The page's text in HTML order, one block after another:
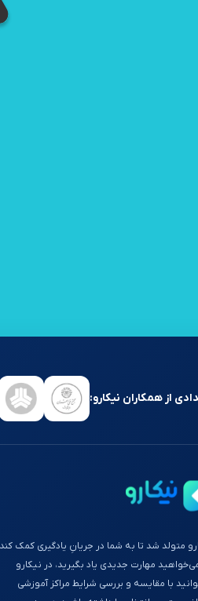
از همکاران نیکارو:
متولد شد تا به شما در جریانِ یادگیری کمک
مهارت جدیدی یاد بگیرید، در نیکارو
با مقایسه و بررسی شرایط مراکز آموزشی